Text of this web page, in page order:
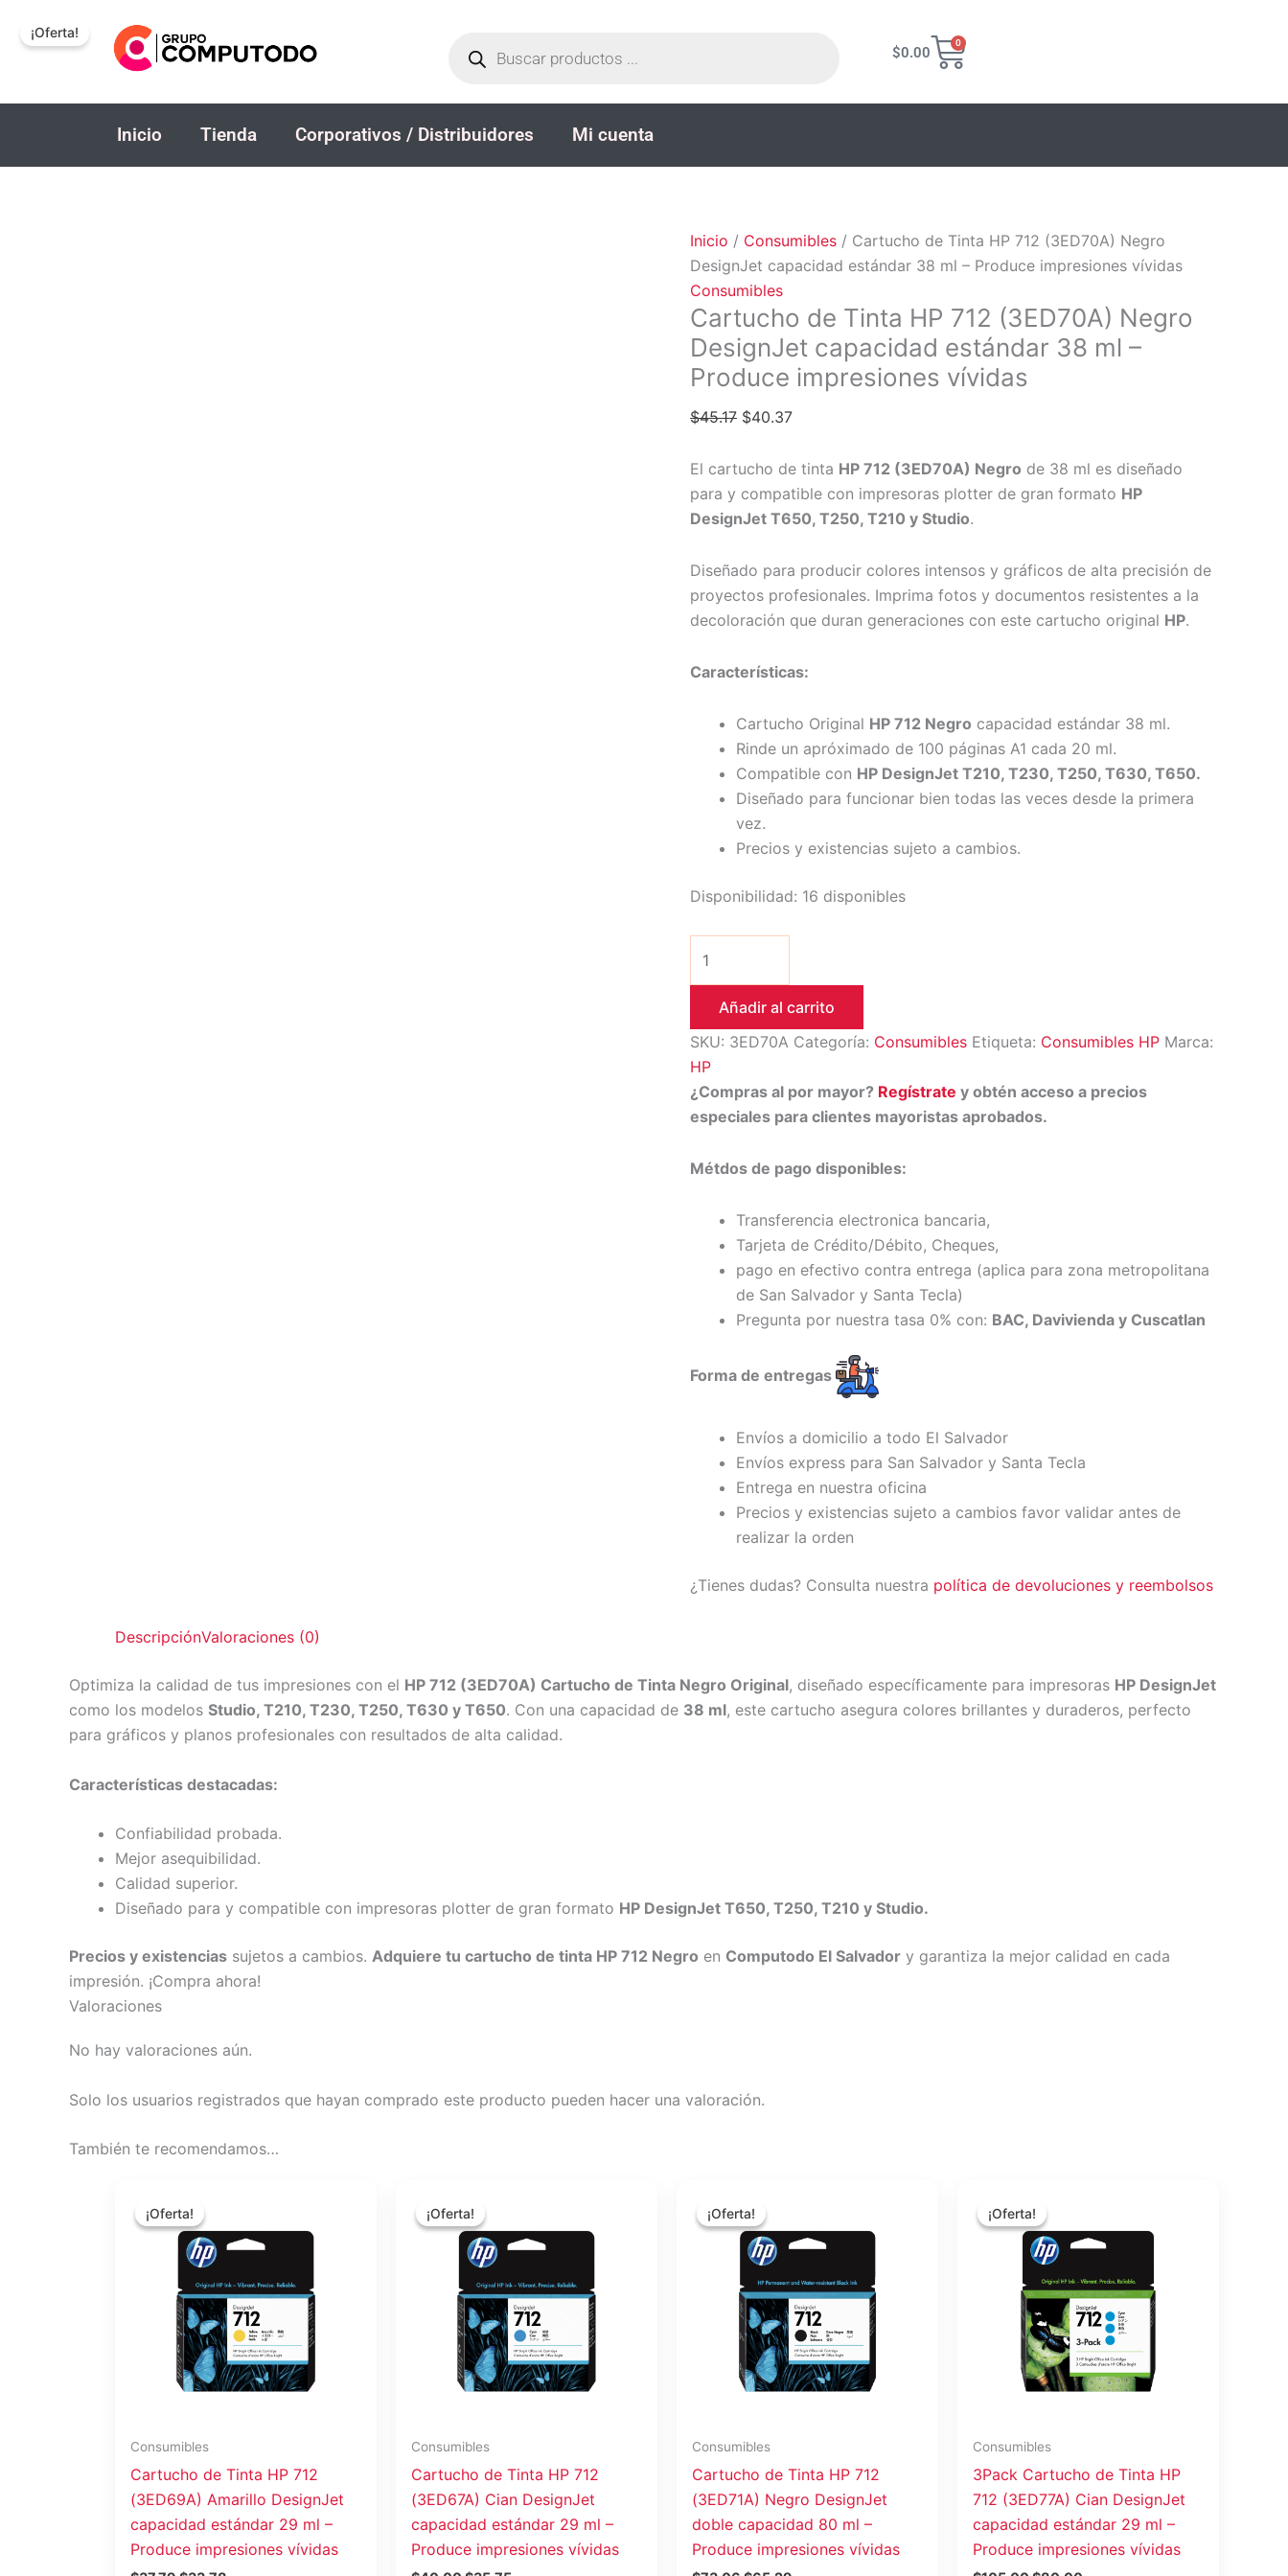
productos
$0.00
0
Carrito
Inicio Tienda Corporativos / Distribuidores Mi cuenta
¡Oferta!
Inicio / Consumibles / Cartucho de Tinta HP 712 (3ED70A) Negro
DesignJet capacidad estándar 38 ml – Produce impresiones vívidas
Consumibles
Cartucho de Tinta HP 712 (3ED70A) Negro
DesignJet capacidad estándar 38 ml –
Produce impresiones vívidas
$45.17 $40.37
El cartucho de tinta HP 712 (3ED70A) Negro de 38 ml es diseñado
para y compatible con impresoras plotter de gran formato HP
DesignJet T650, T250, T210 y Studio.
Diseñado para producir colores intensos y gráficos de alta precisión de
proyectos profesionales. Imprima fotos y documentos resistentes a la
decoloración que duran generaciones con este cartucho original HP.
Características:
Cartucho Original HP 712 Negro capacidad estándar 38 ml.
Rinde un apróximado de 100 páginas A1 cada 20 ml.
Compatible con HP DesignJet T210, T230, T250, T630, T650.
Diseñado para funcionar bien todas las veces desde la primera
vez.
Precios y existencias sujeto a cambios.
Disponibilidad: 16 disponibles
estándar
38
ml
-
Produce
impresiones
vívidas
cantidad
Añadir al carrito
SKU: 3ED70A Categoría: Consumibles Etiqueta: Consumibles HP Marca:
HP
¿Compras al por mayor? Regístrate y obtén acceso a precios
especiales para clientes mayoristas aprobados.
Métdos de pago disponibles:
Transferencia electronica bancaria,
Tarjeta de Crédito/Débito, Cheques,
pago en efectivo contra entrega (aplica para zona metropolitana
de San Salvador y Santa Tecla)
Pregunta por nuestra tasa 0% con: BAC, Davivienda y Cuscatlan
Forma de entregas
Envíos a domicilio a todo El Salvador
Envíos express para San Salvador y Santa Tecla
Entrega en nuestra oficina
Precios y existencias sujeto a cambios favor validar antes de
realizar la orden
¿Tienes dudas? Consulta nuestra política de devoluciones y reembolsos
DescripciónValoraciones (0)
Optimiza la calidad de tus impresiones con el HP 712 (3ED70A) Cartucho de Tinta Negro Original, diseñado específicamente para impresoras HP DesignJet
como los modelos Studio, T210, T230, T250, T630 y T650. Con una capacidad de 38 ml, este cartucho asegura colores brillantes y duraderos, perfecto
para gráficos y planos profesionales con resultados de alta calidad.
Características destacadas:
Confiabilidad probada.
Mejor asequibilidad.
Calidad superior.
Diseñado para y compatible con impresoras plotter de gran formato HP DesignJet T650, T250, T210 y Studio.
Precios y existencias sujetos a cambios. Adquiere tu cartucho de tinta HP 712 Negro en Computodo El Salvador y garantiza la mejor calidad en cada
impresión. ¡Compra ahora!
Valoraciones
No hay valoraciones aún.
Solo los usuarios registrados que hayan comprado este producto pueden hacer una valoración.
También te recomendamos…
¡Oferta!
¡Oferta!
Consumibles
Cartucho de Tinta HP 712
(3ED69A) Amarillo DesignJet
capacidad estándar 29 ml –
Produce impresiones vívidas
original
era:
$37.79.
es:
¡Oferta!
¡Oferta!
Consumibles
Cartucho de Tinta HP 712
(3ED67A) Cian DesignJet
capacidad estándar 29 ml –
Produce impresiones vívidas
original
era:
$40.00.
es:
¡Oferta!
¡Oferta!
Consumibles
Cartucho de Tinta HP 712
(3ED71A) Negro DesignJet
doble capacidad 80 ml –
Produce impresiones vívidas
original
era:
$73.06.
es:
¡Oferta!
¡Oferta!
Consumibles
3Pack Cartucho de Tinta HP
712 (3ED77A) Cian DesignJet
capacidad estándar 29 ml –
Produce impresiones vívidas
original
era:
$105.00.
es: